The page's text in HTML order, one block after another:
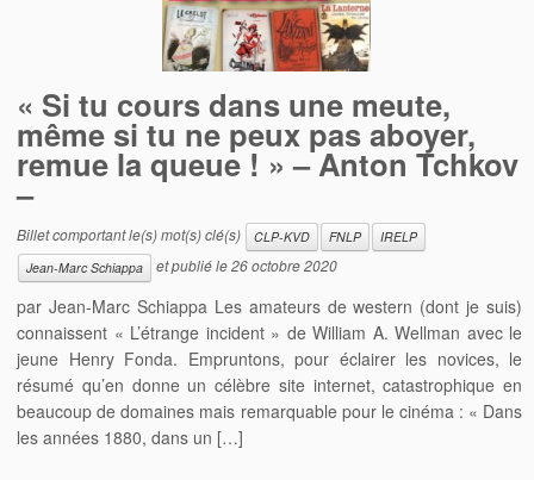
« Si tu cours dans une meute,
même si tu ne peux pas aboyer,
remue la queue ! » – Anton Tchkov
–
Billet comportant le(s) mot(s) clé(s) CLP-KVD FNLP
IRELP
Jean-Marc Schiappa
et publié le26 octobre 2020
par Jean-Marc Schiappa Les amateurs de western (dont je suis)
connaissent « L’étrange incident » de William A. Wellman avec le
jeune Henry Fonda. Empruntons, pour éclairer les novices, le
résumé qu’en donne un célèbre site internet, catastrophique en
beaucoup de domaines mais remarquable pour le cinéma : « Dans
les années 1880, dans un […]